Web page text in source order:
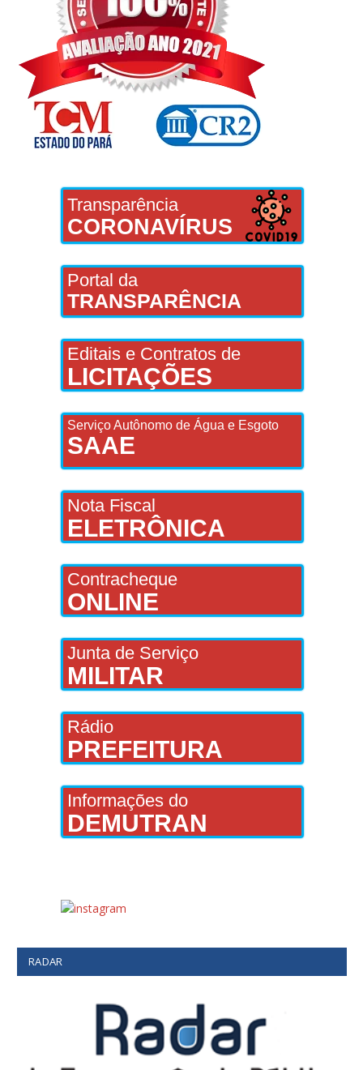
Transparência
CORONAVÍRUS
Portal da
TRANSPARÊNCIA
Editais e Contratos de
LICITAÇÕES
Serviço Autônomo de Água e Esgoto
SAAE
Nota Fiscal
ELETRÔNICA
Contracheque
ONLINE
Junta de Serviço
MILITAR
Rádio
PREFEITURA
Informações do
DEMUTRAN
RADAR